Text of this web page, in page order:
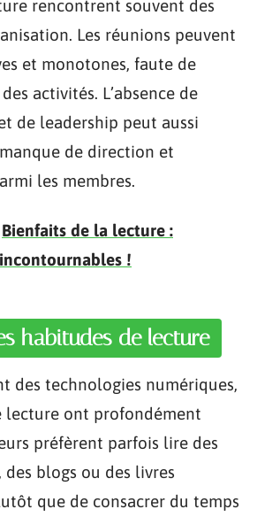
rencontrent souvent des
Les réunions peuvent
et monotones, faute de
activités. L’absence de
de leadership peut aussi
de direction et
les membres.
Bienfaits de la lecture :
!
habitudes de lecture
des technologies numériques,
lecture ont profondément
préfèrent parfois lire des
blogs ou des livres
que de consacrer du temps